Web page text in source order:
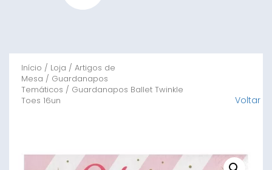
Início / Loja / Artigos de
Mesa / Guardanapos
Temáticos / Guardanapos Ballet Twinkle
Toes 16un
Voltar